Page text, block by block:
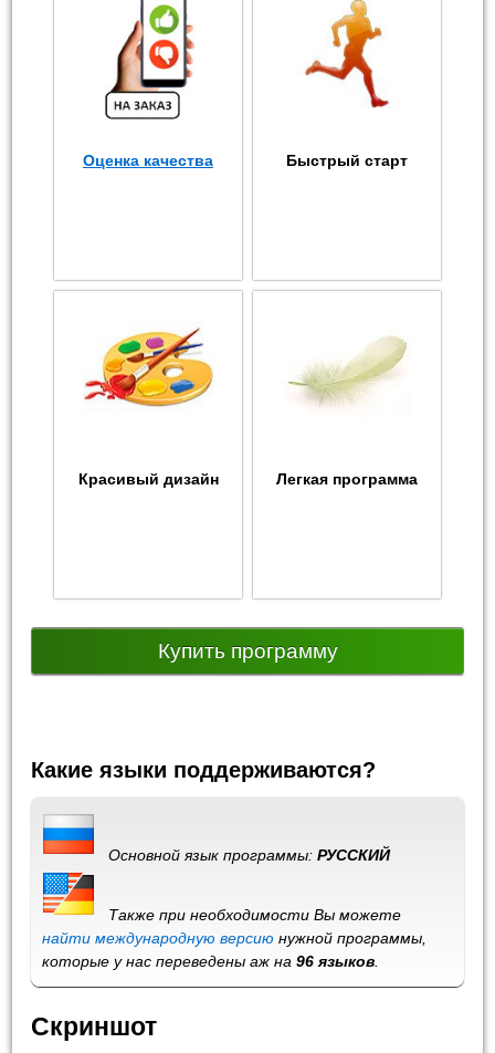
Оценка качества Быстрый старт
Красивый дизайн Легкая программа
Купить программу
Какие языки поддерживаются?
Основной язык программы:РУССКИЙ
Также при необходимости Вы можете
найти международную версию нужной программы,
которые у нас переведены аж на96 языков
Скриншот